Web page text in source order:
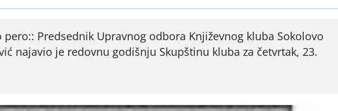
pero:: Predsednik Upravnog odbora Književnog kluba Sokolovo
najavio je redovnu godišnju Skupštinu kluba za četvrtak, 23.